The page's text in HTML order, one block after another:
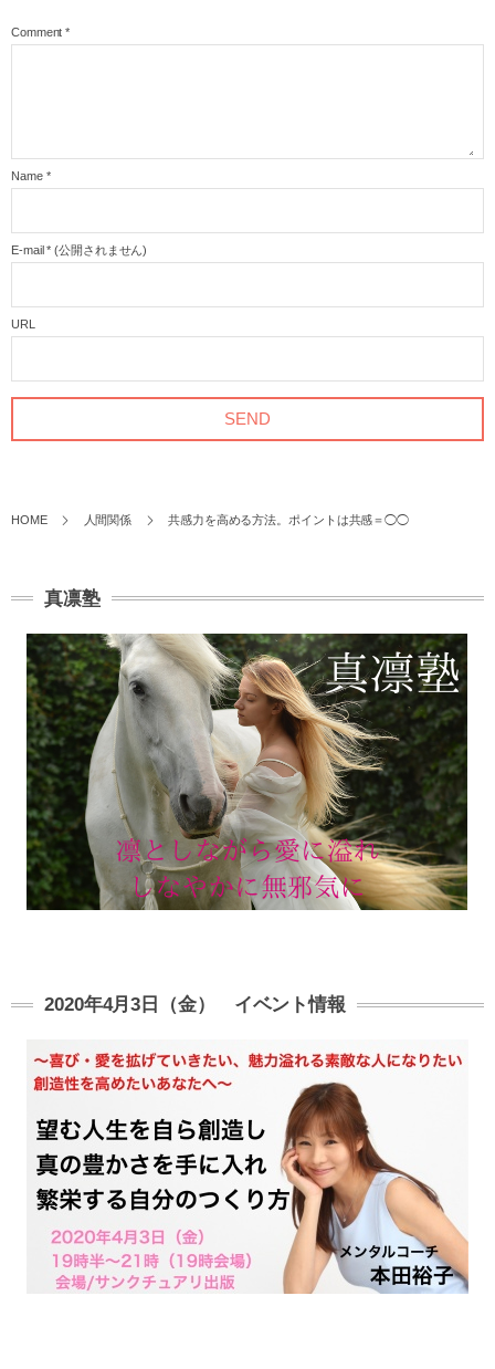
Comment *
Name *
E-mail * (公開されません)
URL
HOME 人間関係 共感力を高める方法。ポイントは共感＝◯◯
真凛塾
2020年4月3日（金） イベント情報